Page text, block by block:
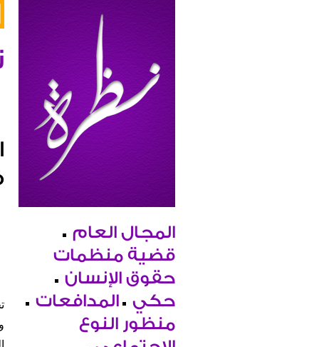
المجال العام
قضية منظمات
حقوق الإنسان
حكي
المدافعات
منظور النوع